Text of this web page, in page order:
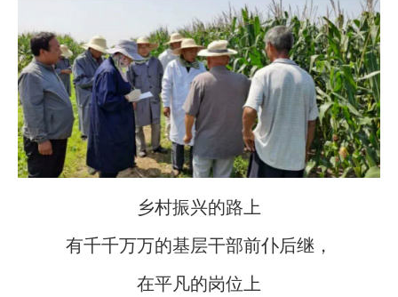
乡村振兴的路上
有千千万万的基层干部前仆后继，
在平凡的岗位上